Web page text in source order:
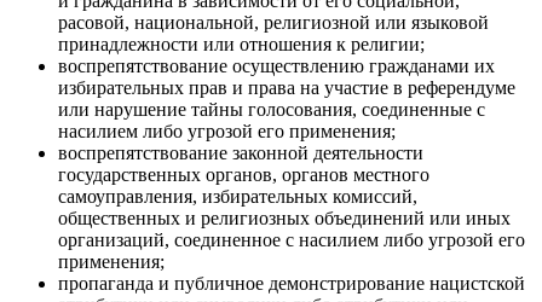
расовой, национальной, религиозной или языковой
принадлежности или отношения к религии;
воспрепятствование осуществлению гражданами их
избирательных прав и права на участие в референдуме
или нарушение тайны голосования, соединенные с
насилием либо угрозой его применения;
воспрепятствование законной деятельности
государственных органов, органов местного
самоуправления, избирательных комиссий,
общественных и религиозных объединений или иных
организаций, соединенное с насилием либо угрозой его
применения;
пропаганда и публичное демонстрирование нацистской